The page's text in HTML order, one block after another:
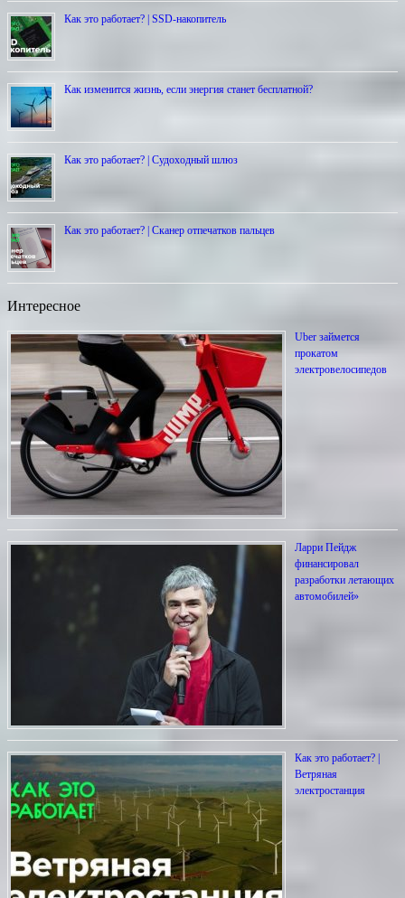
Как это работает? | SSD-накопитель
Как изменится жизнь, если энергия станет бесплатной?
Как это работает? | Cудоходный шлюз
Как это работает? | Сканер отпечатков пальцев
Интересное
Uber займется
прокатом
электровелосипедов
Ларри Пейдж
финансировал
разработки летающих
автомобилей»
Как это работает? |
Ветряная
электростанция